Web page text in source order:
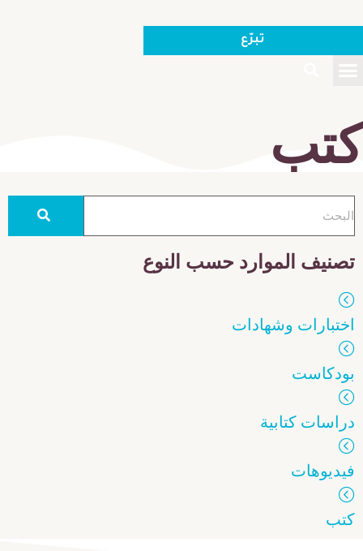
تبرّع
كتب
تصنيف الموارد حسب النوع
اختبارات وشهادات
بودكاست
دراسات كتابية
فيديوهات
كتب